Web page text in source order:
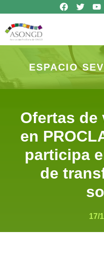
contenido
Síguenos en Facebook
Síguenos en Twitter
ESPACIO
Ofertas
en
participa
de
17/